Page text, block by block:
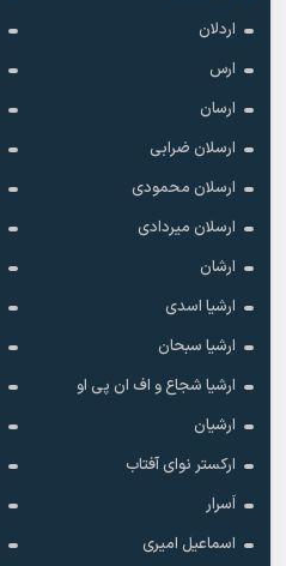
اردلان
ارس
ارسان
ارسلان ضرابی
ارسلان محمودی
ارسلان میردادی
ارشان
ارشیا اسدی
ارشیا سبحان
ارشیا شجاع و اف ان پی او
ارشیان
ارکستر نوای آفتاب
اَسرار
اسماعیل امیری